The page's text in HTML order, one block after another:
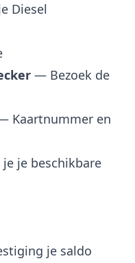
Diesel
— Bezoek de
Kaartnummer en
je beschikbare
je saldo